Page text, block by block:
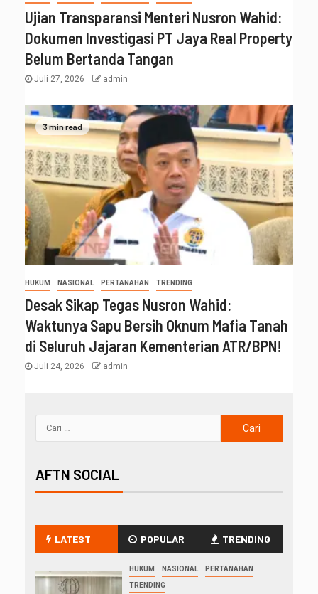
Ujian Transparansi Menteri Nusron Wahid:
Dokumen Investigasi PT Jaya Real Property
Belum Bertanda Tangan
Juli 27, 2026 admin
3 min read
HUKUM NASIONAL PERTANAHAN TRENDING
Desak Sikap Tegas Nusron Wahid:
Waktunya Sapu Bersih Oknum Mafia Tanah
di Seluruh Jajaran Kementerian ATR/BPN!
Juli 24, 2026 admin
AFTN SOCIAL
LATEST POPULAR TRENDING
HUKUM NASIONAL PERTANAHAN
TRENDING